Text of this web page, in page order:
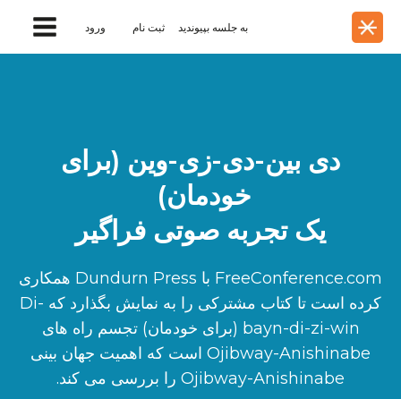
به جلسه بپیوندید ثبت نام ورود
دی بین-دی-زی-وین (برای
خودمان)
یک تجربه صوتی فراگیر
FreeConference.com با Dundurn Press همکاری
کرده است تا کتاب مشترکی را به نمایش بگذارد که Di-
bayn-di-zi-win (برای خودمان) تجسم راه های
Ojibway-Anishinabe است که اهمیت جهان بینی
Ojibway-Anishinabe را بررسی می کند.